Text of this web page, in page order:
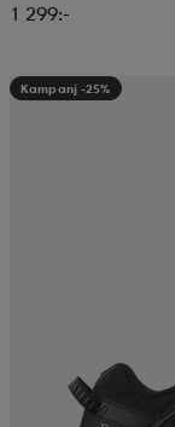
1 299:-
Kampanj -25%